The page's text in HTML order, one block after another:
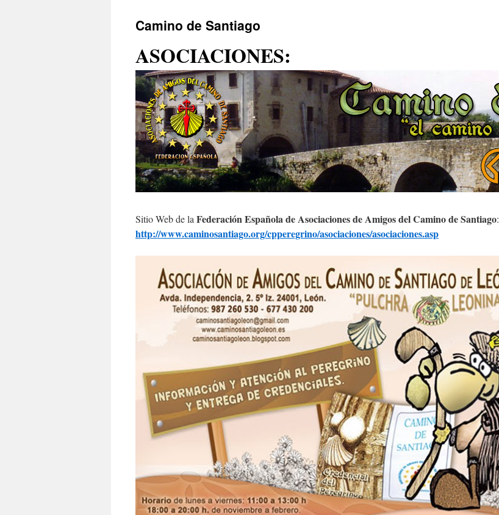
Camino de Santiago
ASOCIACIONES:
Sitio Web de la Federación Española de Asociaciones de Amigos del Camino de Santiago:
http://www.caminosantiago.org/cpperegrino/asociaciones/asociaciones.asp